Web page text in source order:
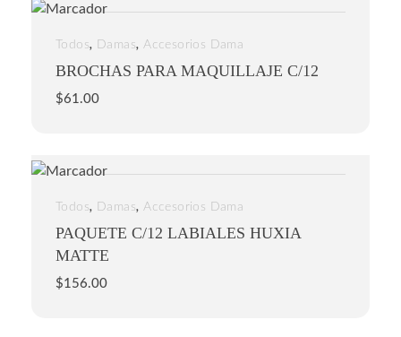
BROCHAS PARA MAQUILLAJE C/12
$61.00
Todos, Damas, Accesorios Dama
PAQUETE C/12 LABIALES HUXIA
MATTE
$156.00
Todos, Damas, Accesorios Dama